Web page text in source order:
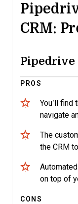
CRM:
Pipedrive
PROS
You’ll
navigate
The
the CRM
on top of
CONS